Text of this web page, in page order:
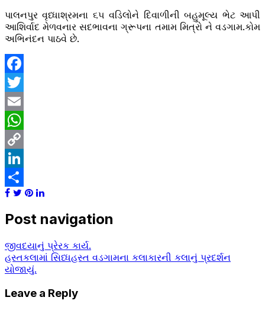
પાલનપુર વૃધ્ધાશ્રમના ૬૫ વડિલોને દિવાળીની બહુમૂલ્ય ભેટ આપી
આશિર્વાદ મેળવનાર સદભાવના ગ્રૂપના તમામ મિત્રો ને વડગામ.કોમ
અભિનંદન પાઠવે છે.
Facebook
Twitter
Email
WhatsApp
Copy
Link
LinkedIn
Share
Post navigation
જીવદયાનું પ્રેરક કાર્ય.
હસ્તકલામાં સિધ્ધહસ્ત વડગામના કલાકારની કલાનું પ્રદર્શન
યોજાયું.
Leave a Reply